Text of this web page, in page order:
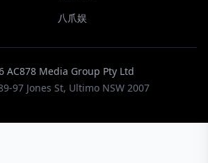
八爪娱
AC878 Media Group Pty Ltd
97 Jones St, Ultimo NSW 2007